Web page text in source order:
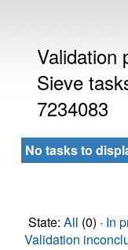
Validation
Sieve
7234083
No tasks to
State: All (0) · In
Validation